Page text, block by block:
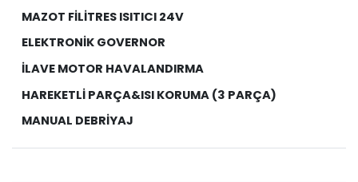
MAZOT FİLİTRES ISITICI 24V
ELEKTRONİK GOVERNOR
İLAVE MOTOR HAVALANDIRMA
HAREKETLİ PARÇA&ISI KORUMA (3 PARÇA)
MANUAL DEBRİYAJ